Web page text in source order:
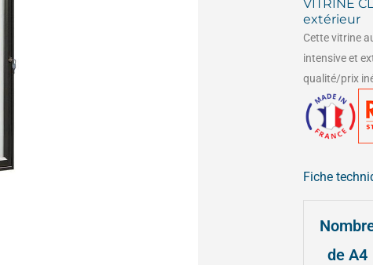
VITRINE
extérieur
Cette vitrine
intensive et
qualité/prix
Fiche
de A4
de
VITRINE